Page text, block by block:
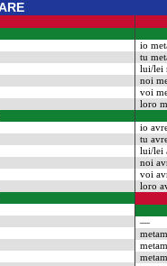
io
tu
lui/lei
noi
voi
loro
io
tu
lui/lei
noi
voi
loro
—